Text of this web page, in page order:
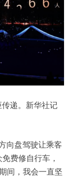
递。新华社记
向盘驾驶让乘客
费修自行车，
间，我会一直坚